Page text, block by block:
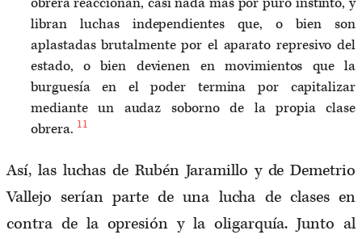
libran luchas independientes que, o bien son
aplastadas brutalmente por el aparato represivo del
estado, o bien devienen en movimientos que la
burguesía en el poder termina por capitalizar
mediante un audaz soborno de la propia clase
obrera. 11
Así, las luchas de Rubén Jaramillo y de Demetrio
Vallejo serían parte de una lucha de clases en
contra de la opresión y la oligarquía. Junto al